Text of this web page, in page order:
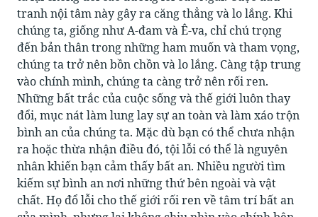
tranh nội tâm này gây ra căng thẳng và lo lắng. Khi
chúng ta, giống như A-đam và Ê-va, chỉ chú trọng
đến bản thân trong những ham muốn và tham vọng,
chúng ta trở nên bồn chồn và lo lắng. Càng tập trung
vào chính mình, chúng ta càng trở nên rối ren.
Những bất trắc của cuộc sống và thế giới luôn thay
đổi, mục nát làm lung lay sự an toàn và làm xáo trộn
bình an của chúng ta. Mặc dù bạn có thể chưa nhận
ra hoặc thừa nhận điều đó, tội lỗi có thể là nguyên
nhân khiến bạn cảm thấy bất an. Nhiều người tìm
kiếm sự bình an nơi những thứ bên ngoài và vật
chất. Họ đổ lỗi cho thế giới rối ren về tâm trí bất an